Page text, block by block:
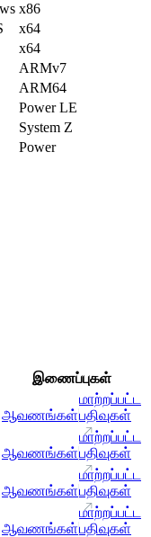
x86
x64
x64
ARMv7
ARM64
Power LE
System Z
Power
இணைப்புகள்
ஆவணங்கள்
மாற்றப்பட்ட
பதிவுகள்
ஆவணங்கள்
மாற்றப்பட்ட
பதிவுகள்
ஆவணங்கள்
மாற்றப்பட்ட
பதிவுகள்
ஆவணங்கள்
மாற்றப்பட்ட
பதிவுகள்